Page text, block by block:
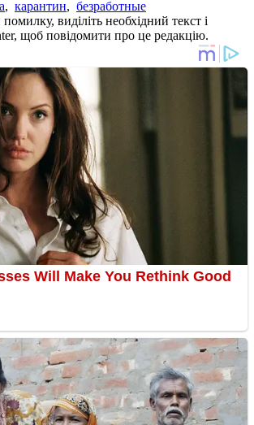
, карантин, безработные
виділіть необхідний текст і
щоб повідомити про це редакцію.